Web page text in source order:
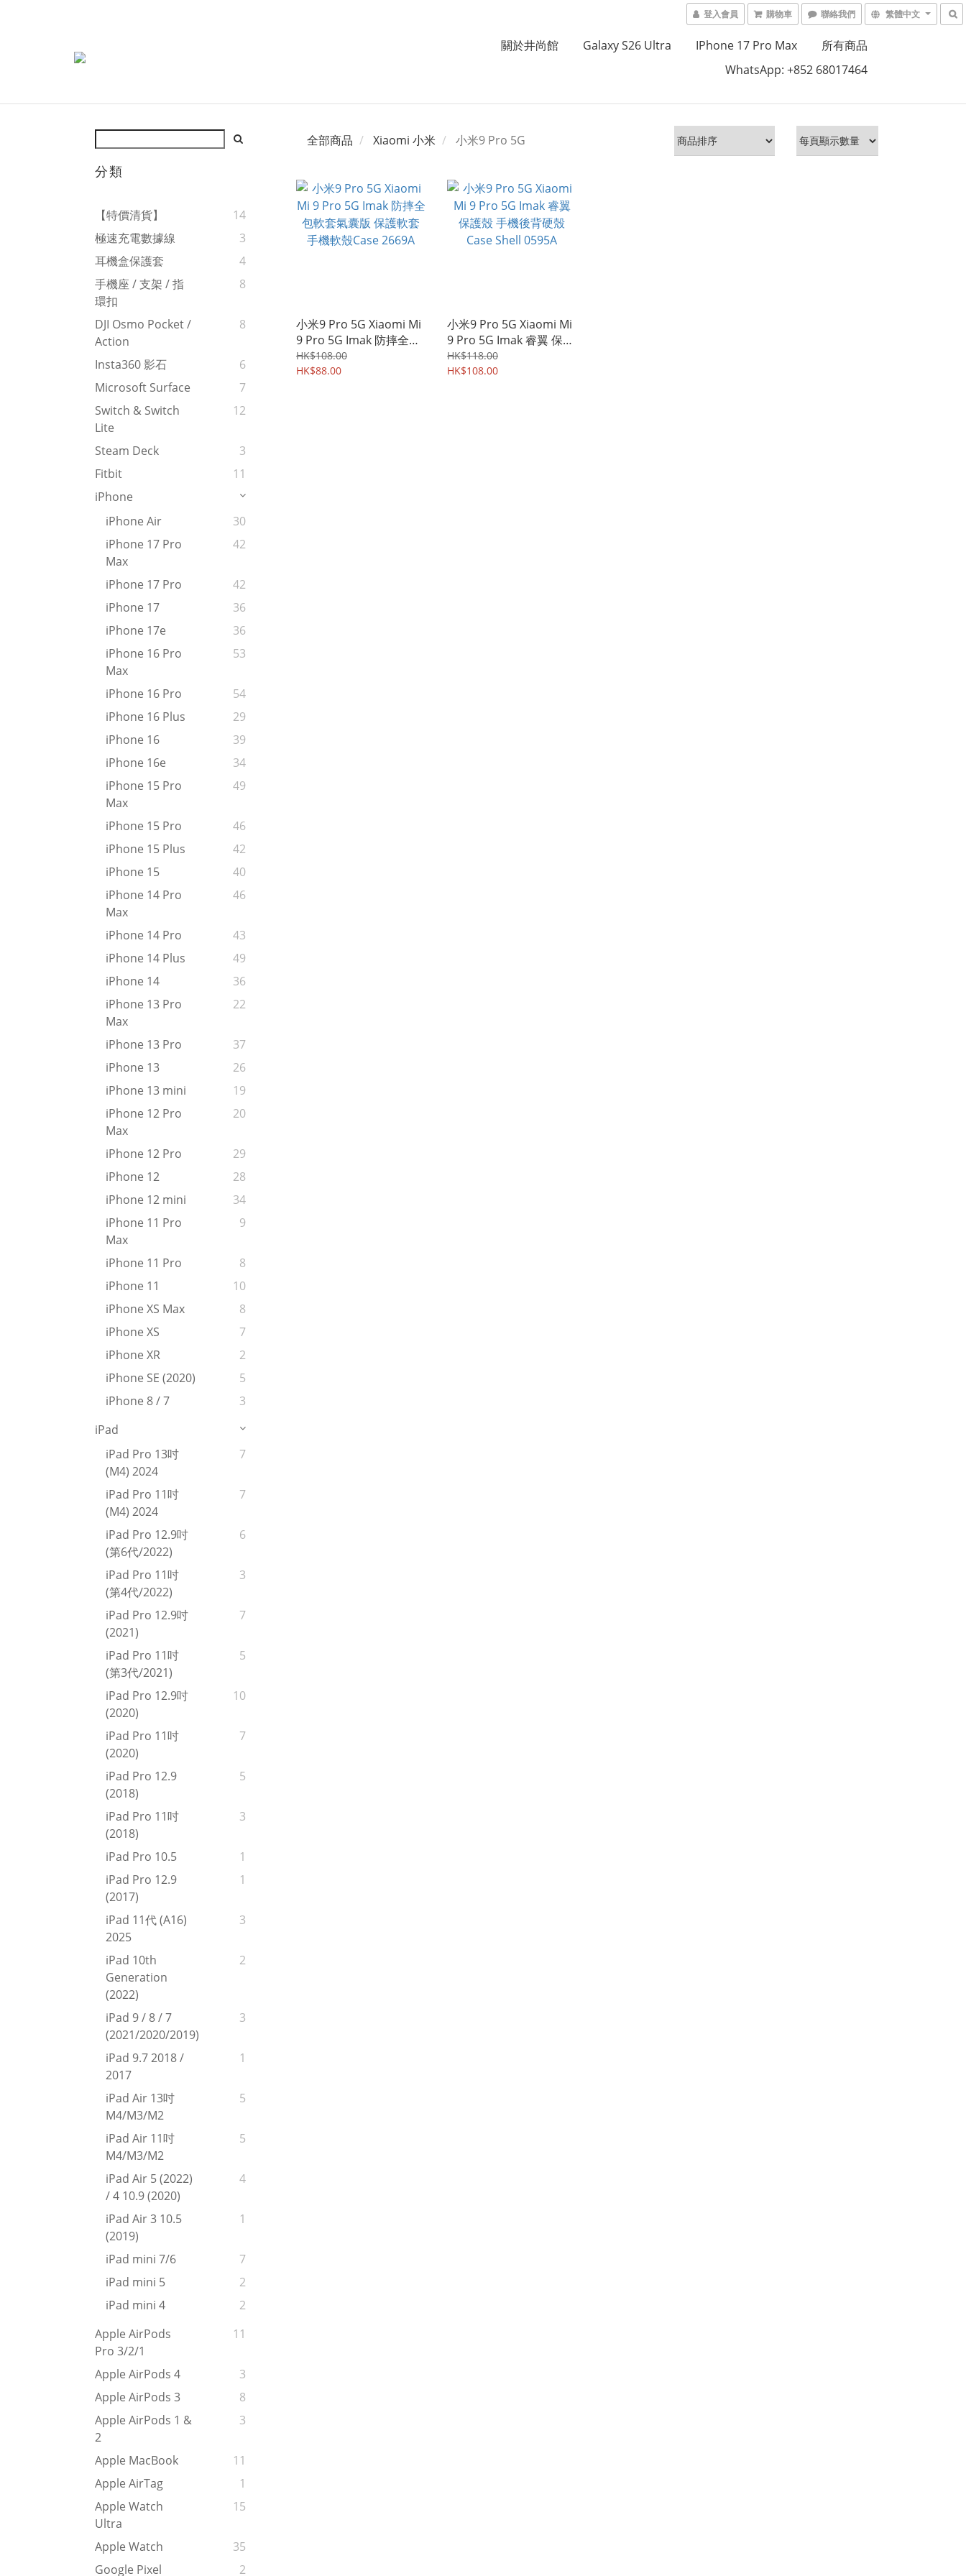
登入會員 購物車 聯絡我們 繁體中文
關於井尚館 Galaxy S26 Ultra IPhone 17 Pro Max
所有商品
WhatsApp: +852 68017464
分類
【特價清貨】
14
極速充電數據線
3
耳機盒保護套
4
手機座 / 支架 / 指
環扣
8
DJI Osmo Pocket /
Action
8
Insta360 影石
6
Microsoft Surface
7
Switch & Switch
Lite
12
Steam Deck
3
Fitbit
11
iPhone
iPhone Air
30
iPhone 17 Pro
Max
42
iPhone 17 Pro
42
iPhone 17
36
iPhone 17e
36
iPhone 16 Pro
Max
53
iPhone 16 Pro
54
iPhone 16 Plus
29
iPhone 16
39
iPhone 16e
34
iPhone 15 Pro
Max
49
iPhone 15 Pro
46
iPhone 15 Plus
42
iPhone 15
40
iPhone 14 Pro
Max
46
iPhone 14 Pro
43
iPhone 14 Plus
49
iPhone 14
36
iPhone 13 Pro
Max
22
iPhone 13 Pro
37
iPhone 13
26
iPhone 13 mini
19
iPhone 12 Pro
Max
20
iPhone 12 Pro
29
iPhone 12
28
iPhone 12 mini
34
iPhone 11 Pro
Max
9
iPhone 11 Pro
8
iPhone 11
10
iPhone XS Max
8
iPhone XS
7
iPhone XR
2
iPhone SE (2020)
5
iPhone 8 / 7
3
iPad
iPad Pro 13吋
(M4) 2024
7
iPad Pro 11吋
(M4) 2024
7
iPad Pro 12.9吋
(第6代/2022)
6
iPad Pro 11吋
(第4代/2022)
3
iPad Pro 12.9吋
(2021)
7
iPad Pro 11吋
(第3代/2021)
5
iPad Pro 12.9吋
(2020)
10
iPad Pro 11吋
(2020)
7
iPad Pro 12.9
(2018)
5
iPad Pro 11吋
(2018)
3
iPad Pro 10.5
1
iPad Pro 12.9
(2017)
1
iPad 11代 (A16)
2025
3
iPad 10th
Generation
(2022)
2
iPad 9 / 8 / 7
(2021/2020/2019)
3
iPad 9.7 2018 /
2017
1
iPad Air 13吋
M4/M3/M2
5
iPad Air 11吋
M4/M3/M2
5
iPad Air 5 (2022)
/ 4 10.9 (2020)
4
iPad Air 3 10.5
(2019)
1
iPad mini 7/6
7
iPad mini 5
2
iPad mini 4
2
Apple AirPods
Pro 3/2/1
11
Apple AirPods 4
3
Apple AirPods 3
8
Apple AirPods 1 &
2
3
Apple MacBook
11
Apple AirTag
1
Apple Watch
Ultra
15
Apple Watch
35
Google Pixel
2
全部商品 Xiaomi 小米 小米9 Pro 5G
小米9 Pro 5G Xiaomi Mi
9 Pro 5G Imak 防摔全包
軟套氣囊版 保護軟套 手
機軟殼Case 2669A
HK$108.00
HK$88.00
小米9 Pro 5G Xiaomi Mi
9 Pro 5G Imak 睿翼 保護
殼 手機後背硬殼Case
Shell 0595A
HK$118.00
HK$108.00